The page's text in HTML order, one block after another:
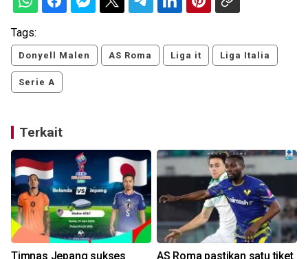
Tags:
Donyell Malen AS Roma Liga it Liga Italia
Serie A
Terkait
Timnas Jepang sukses
AS Roma pastikan satu tiket